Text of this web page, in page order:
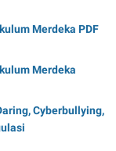
Merdeka PDF
Merdeka
Cyberbullying,